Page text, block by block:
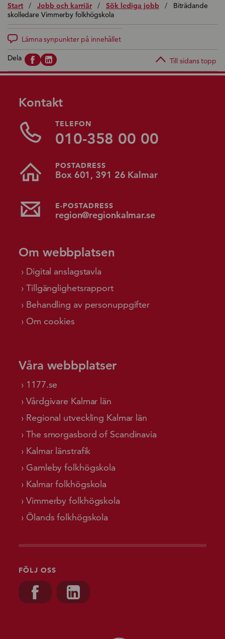
Start / Jobb och karriär / Sök lediga jobb /
Biträdande
skolledare Vimmerby folkhögskola
Lämna synpunkter på innehållet
Dela Till sidans topp
Kontakt
TELEFON
010-358 00 00
POSTADRESS
Box 601, 391 26 Kalmar
E-POSTADRESS
region@regionkalmar.se
Om webbplatsen
Digital anslagstavla
Tillgänglighetsrapport
Behandling av personuppgifter
Om cookies
Våra webbplatser
1177.se
Vårdgivare Kalmar län
Regional utveckling Kalmar län
The smorgasbord of Scandinavia
Kalmar länstrafik
Gamleby folkhögskola
Kalmar folkhögskola
Vimmerby folkhögskola
Ölands folkhögskola
FÖLJ OSS
Besök oss på, Facebook
Besök oss på, Linkedin